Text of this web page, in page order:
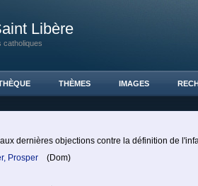
Libère
catholiques
THÈMES IMAGES
dernières objections contre la définition de
Prosper
(Dom)